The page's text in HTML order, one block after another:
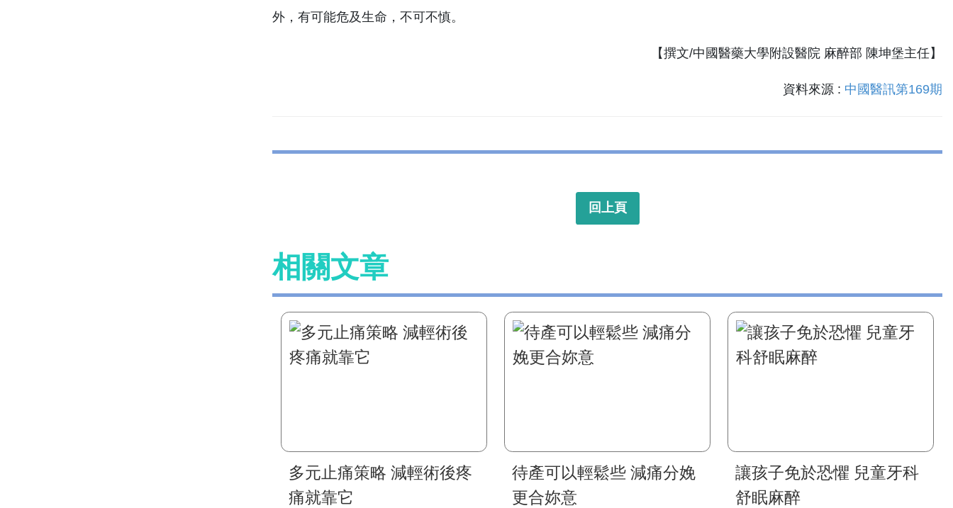
外，有可能危及生命，不可不慎。
【撰文/中國醫藥大學附設醫院 麻醉部 陳坤堡主任】
資料來源 : 中國醫訊第169期
回上頁
相關文章
多元止痛策略 減輕術後疼
痛就靠它
待產可以輕鬆些 減痛分娩
更合妳意
讓孩子免於恐懼 兒童牙科
舒眠麻醉